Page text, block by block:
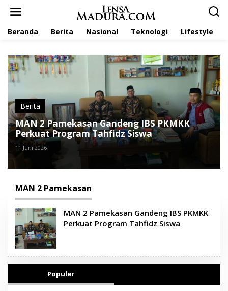
Beranda Berita Nasional Teknologi Lifestyle
Berita
MAN 2 Pamekasan Gandeng IBS PKMKK
Perkuat Program Tahfidz Siswa
11 Juni 2026
MAN 2 Pamekasan
MAN 2 Pamekasan Gandeng IBS PKMKK
Perkuat Program Tahfidz Siswa
Populer